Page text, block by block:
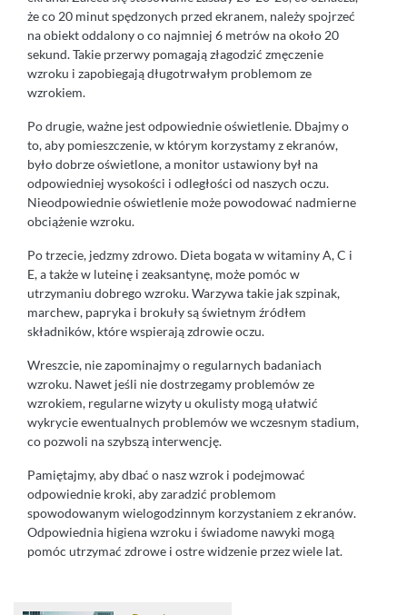
że co 20 minut spędzonych przed ekranem, należy spojrzeć
na obiekt oddalony o co najmniej 6 metrów na około 20
sekund. Takie przerwy pomagają złagodzić zmęczenie
wzroku i zapobiegają długotrwałym problemom ze
wzrokiem.
Po drugie, ważne jest odpowiednie oświetlenie. Dbajmy o
to, aby pomieszczenie, w którym korzystamy z ekranów,
było dobrze oświetlone, a monitor ustawiony był na
odpowiedniej wysokości i odległości od naszych oczu.
Nieodpowiednie oświetlenie może powodować nadmierne
obciążenie wzroku.
Po trzecie, jedzmy zdrowo. Dieta bogata w witaminy A, C i
E, a także w luteinę i zeaksantynę, może pomóc w
utrzymaniu dobrego wzroku. Warzywa takie jak szpinak,
marchew, papryka i brokuły są świetnym źródłem
składników, które wspierają zdrowie oczu.
Wreszcie, nie zapominajmy o regularnych badaniach
wzroku. Nawet jeśli nie dostrzegamy problemów ze
wzrokiem, regularne wizyty u okulisty mogą ułatwić
wykrycie ewentualnych problemów we wczesnym stadium,
co pozwoli na szybszą interwencję.
Pamiętajmy, aby dbać o nasz wzrok i podejmować
odpowiednie kroki, aby zaradzić problemom
spowodowanym wielogodzinnym korzystaniem z ekranów.
Odpowiednia higiena wzroku i świadome nawyki mogą
pomóc utrzymać zdrowe i ostre widzenie przez wiele lat.